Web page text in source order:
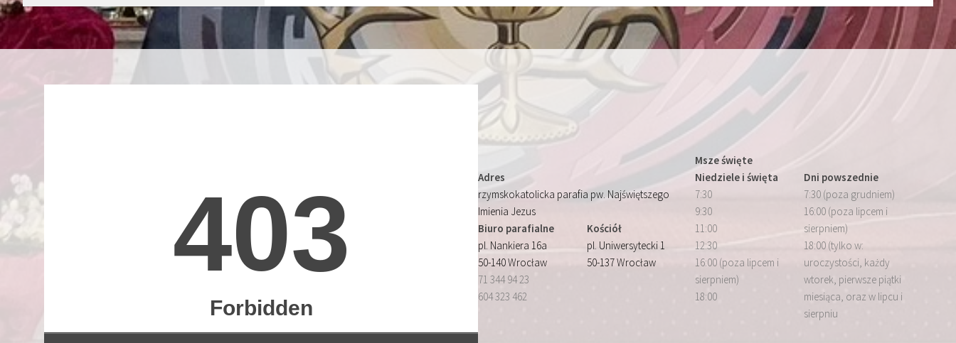
Adres
rzymskokatolicka parafia pw. Najświętszego
Imienia Jezus
Biuro parafialne
pl. Nankiera 16a
50-140 Wrocław
71 344 94 23
604 323 462
Kościół
pl. Uniwersytecki 1
50-137 Wrocław
Msze święte
Niedziele i święta
7:30
9:30
11:00
12:30
16:00 (poza lipcem i
sierpniem)
18:00
Dni powszednie
7:30 (poza grudniem)
16:00 (poza lipcem i
sierpniem)
18:00 (tylko w:
uroczystości, każdy
wtorek, pierwsze piątki
miesiąca, oraz w lipcu i
sierpniu